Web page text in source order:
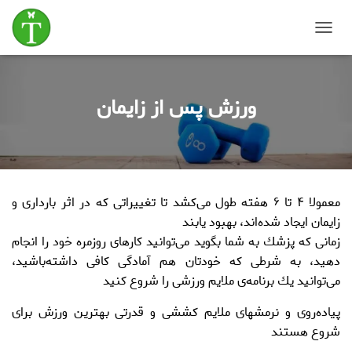
o
v
i
a
t
o
n
ورزش پس از زایمان
معمولا ۴ تا ۶ هفته
طول می‌كشد تا تغییراتی كه در اثر بارداری و
زایمان ایجاد شده‌اند، بهبود یابند
زمانی كه پزشك به شما بگوید می‌توانید كارهای روزمره خود را انجام
دهید، به شرطی كه خودتان هم آمادگی كافی داشته‌باشید،
می‌توانید یك برنامه‌ی ملایم ورزشی را شروع كنید
پیاده‌روی و نرمشهایملایم كششی و قدرتی بهترین ورزش برای
شروع هستند